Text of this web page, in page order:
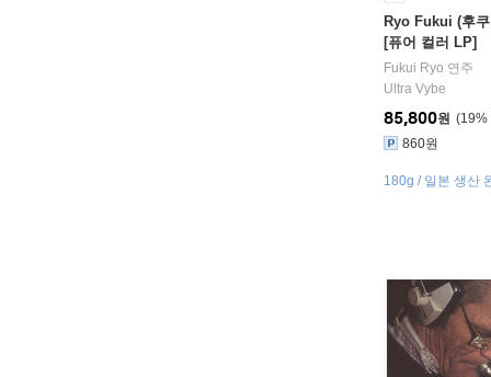
Ryo Fukui (후
[퓨어 컬러 LP]
Fukui Ryo 연주
Ultra Vybe
19%
85,800원
860원
180g / 일본 생산